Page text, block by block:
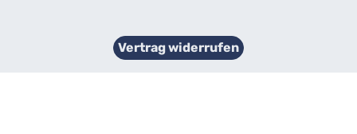
Vertrag widerrufen